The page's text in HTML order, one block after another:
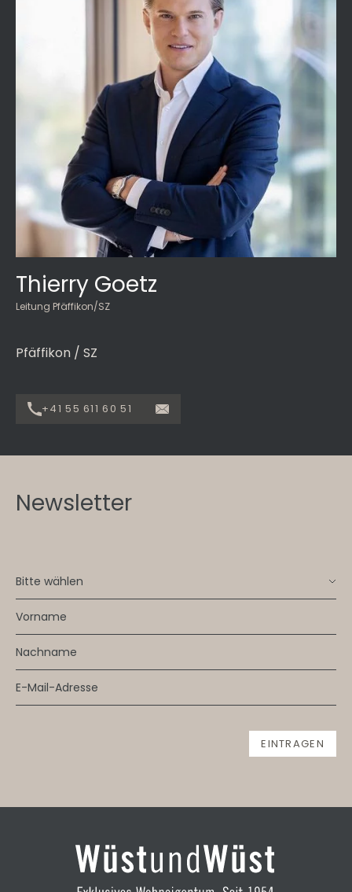
Thierry Goetz
Leitung Pfäffikon/SZ
Pfäffikon / SZ
+41 55 611 60 51
Newsletter